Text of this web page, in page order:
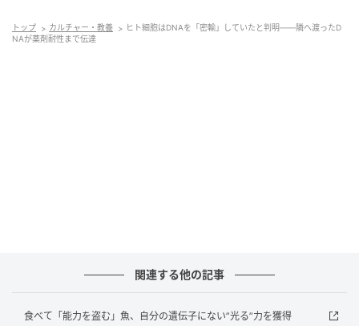
核の中のDNAが隣に脱走していた
トップ カルチャー・教養
ヒト細胞はDNAを「密輸」していたと判明――隣へ渡ったD
NAが薬剤耐性まで伝達
関連する他の記事
食べて「能力を盗む」魚、自分の遺伝子にない”光る”力を獲得